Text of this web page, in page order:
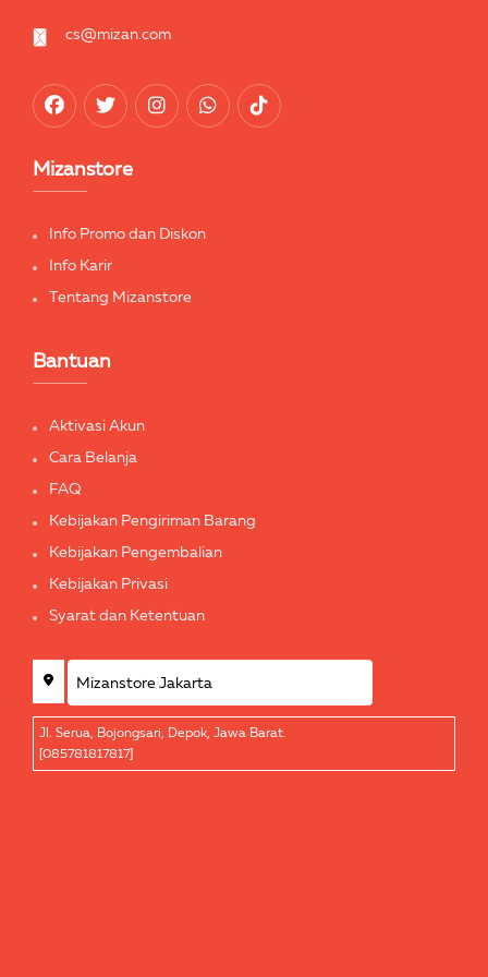
cs@mizan.com
Mizanstore
Info Promo dan Diskon
Info Karir
Tentang Mizanstore
Bantuan
Aktivasi Akun
Cara Belanja
FAQ
Kebijakan Pengiriman Barang
Kebijakan Pengembalian
Kebijakan Privasi
Syarat dan Ketentuan
Jl. Serua, Bojongsari, Depok, Jawa Barat.
[085781817817]